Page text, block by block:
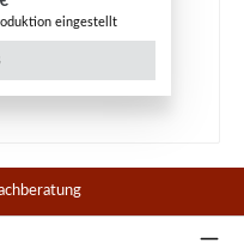
eingestellt